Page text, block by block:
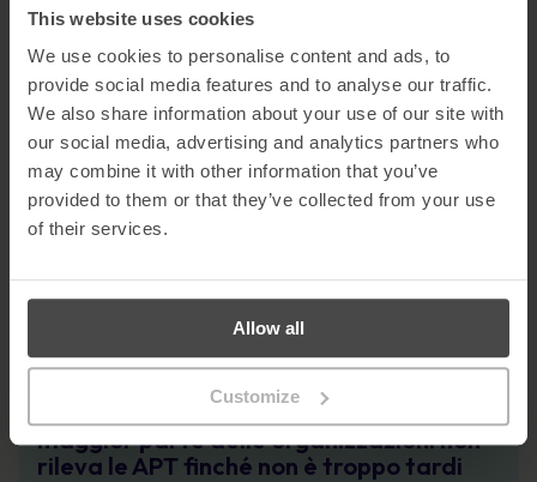
This website uses cookies
We use cookies to personalise content and ads, to
provide social media features and to analyse our traffic.
We also share information about your use of our site with
our social media, advertising and analytics partners who
may combine it with other information that you’ve
provided to them or that they’ve collected from your use
of their services.
Allow all
Customize
la colpa non è una strategia per
prevenire gli attacchi informatici
Leggi tutto
Da SolarWinds ad oggi: lezioni ancora non imparate
Cyber Security Awareness
Da SolarWinds ad oggi: lezioni ancora
La violazione silenziosa: Perché la maggior parte delle organizzazioni non
Cyber Security Awareness
La violazione silenziosa: Perché la
maggior parte delle organizzazioni non
rileva le APT finché non è troppo tardi